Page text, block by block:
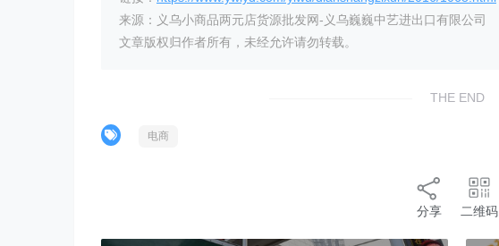
来源：义乌小商品两元店货源批发网-义乌巍巍中艺进出口有限公司
文章版权归作者所有，未经允许请勿转载。
THE END
电商
分享 二维码